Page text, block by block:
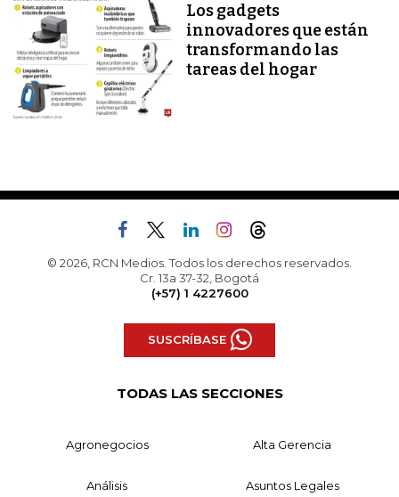
Los gadgets
innovadores que están
transformando las
tareas del hogar
© 2026, RCN Medios. Todos los derechos reservados.
Cr. 13a 37-32, Bogotá
(+57) 1 4227600
SUSCRÍBASE
TODAS LAS SECCIONES
Agronegocios Alta Gerencia
Análisis Asuntos Legales